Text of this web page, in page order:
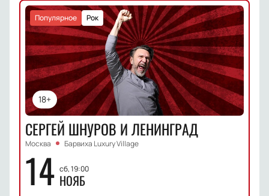
18+
Рок
Популярное
СЕРГЕЙ ШНУРОВ И ЛЕНИНГРАД
Москва Барвиха Luxury Village
14 сб, 19:00
НОЯБ